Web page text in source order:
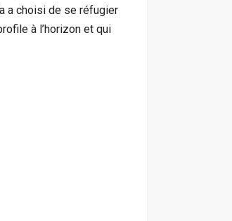
a choisi de se réfugier
à l’horizon et qui